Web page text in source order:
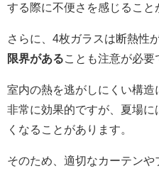
する際に不便さを感じること
さらに、4枚ガラスは断熱性
限界がある ことも注意が必要
室内の熱を逃がしにくい構
非常に効果的ですが、夏場
くなることがあります。
そのため、適切なカーテン